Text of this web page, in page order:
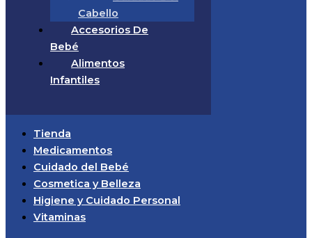
Cabello
Accesorios De
Bebé
Alimentos
Infantiles
Tienda
Medicamentos
Cuidado del Bebé
Cosmetica y Belleza
Higiene y Cuidado Personal
Vitaminas